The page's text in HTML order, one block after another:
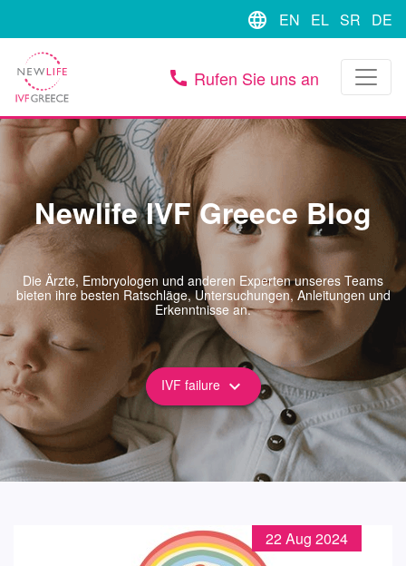
language EN EL SR DE
call Rufen Sie uns an
Newlife IVF Greece Blog
Die Ärzte, Embryologen und anderen Experten unseres Teams
bieten ihre besten Ratschläge, Untersuchungen, Anleitungen und
Erkenntnisse an.
IVF failure keyboard_arrow_down
22 Aug 2024